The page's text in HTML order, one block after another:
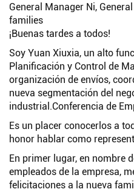
General Manager Ni,
families
¡Buenas tardes a todos!
Soy Yuan Xiuxia, un alto
Planificación y Control de
organización de envíos,
nueva segmentación del
industrial.Conferencia de
Es un placer conocerlos a
honor hablar como
En primer lugar, en nombre
empleados de la empresa,
felicitaciones a la nueva